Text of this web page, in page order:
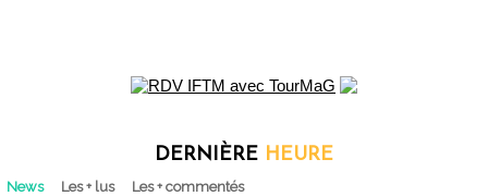
DERNIÈRE HEURE
News Les + lus Les + commentés